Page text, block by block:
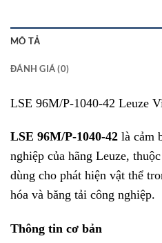
MÔ TẢ
ĐÁNH GIÁ (0)
LSE 96M/P-1040-42 Leuze
LSE 96M/P-1040-42 là cảm
nghiệp của hãng Leuze,
dùng cho phát hiện vật thể
hóa và băng tải công nghiệp.
Thông tin cơ bản